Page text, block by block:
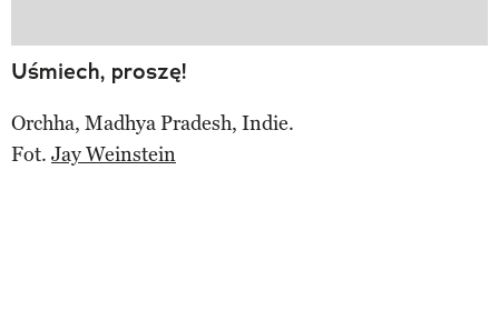
Uśmiech, proszę!
Orchha, Madhya Pradesh, Indie.
Fot. Jay Weinstein